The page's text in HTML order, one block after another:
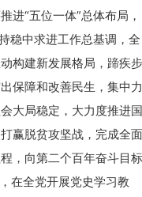
进“五位一体”总体布局，
稳中求进工作总基调，全
构建新发展格局，蹄疾步
保障和改善民生，集中力
大局稳定，大力度推进国
赢脱贫攻坚战，完成全面
，向第二个百年奋斗目标
在全党开展党史学习教